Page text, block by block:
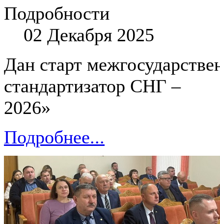
Подробности
02 Декабря 2025
Дан старт
стандартизатор СНГ –
2026»
Подробнее...